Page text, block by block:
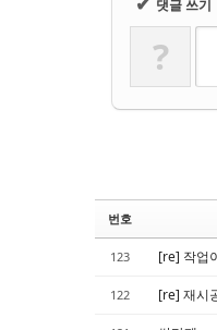
✔ 댓글 쓰기
?
번호
123 [re] 작업
122 [re] 재시